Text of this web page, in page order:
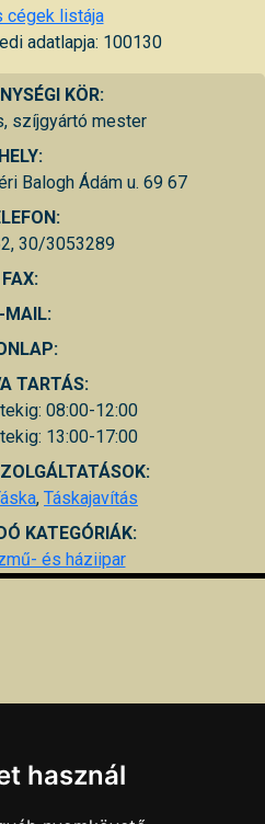
cégek listája
adatlapja: 100130
KÖR:
szíjgyártó mester
HELY:
Balogh Ádám u. 69 67
30/3053289
FAX:
MAIL:
TARTÁS:
08:00-12:00
13:00-17:00
, Táskajavítás
KATEGÓRIÁK:
és háziipar
használ